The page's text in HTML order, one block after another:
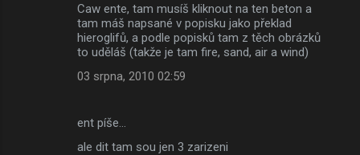
Caw ente, tam musíš kliknout na ten beton a
tam máš napsané v popisku jako překlad
hieroglifů, a podle popisků tam z těch obrázků
to uděláš (takže je tam fire, sand, air a wind)
03 srpna, 2010 02:59
ent píše…
ale dit tam sou jen 3 zarizeni